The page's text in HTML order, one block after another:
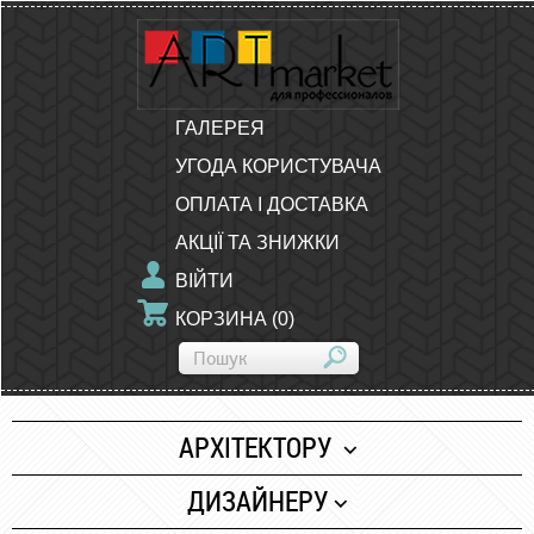
ГАЛЕРЕЯ
УГОДА КОРИСТУВАЧА
ОПЛАТА І ДОСТАВКА
АКЦІЇ ТА ЗНИЖКИ
ВІЙТИ
КОРЗИНА (0)
АРХІТЕКТОРУ
Папір
ДИЗАЙНЕРУ